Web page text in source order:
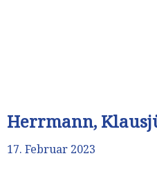
Herrmann,
17. Februar 2023